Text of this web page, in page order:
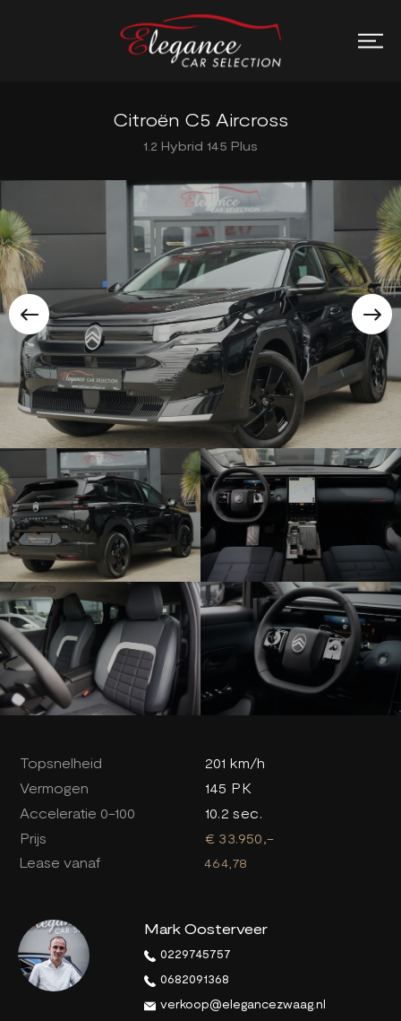
Citroën C5 Aircross
1.2 Hybrid 145 Plus
Topsnelheid
201 km/h
Vermogen
145 PK
Acceleratie 0-100
10.2 sec.
Prijs
€ 33.950,-
Lease vanaf
464,78
Mark Oosterveer
0229745757
0682091368
verkoop@elegancezwaag.nl